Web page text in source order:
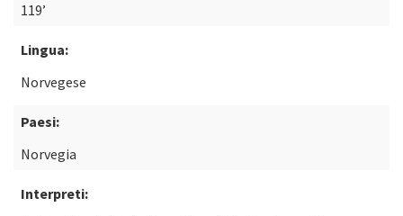
119’
Lingua:
Norvegese
Paesi:
Norvegia
Interpreti: